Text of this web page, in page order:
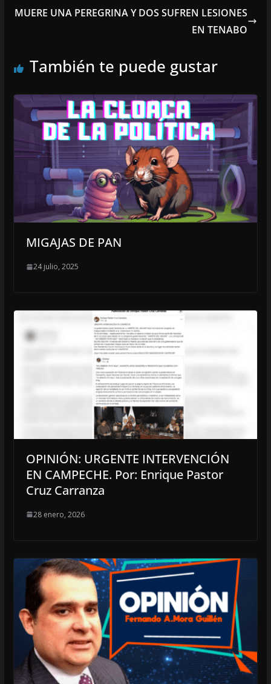
MUERE UNA PEREGRINA Y DOS SUFREN LESIONES
EN TENABO
También te puede gustar
MIGAJAS DE PAN
24 julio, 2025
OPINIÓN: URGENTE INTERVENCIÓN
EN CAMPECHE. Por: Enrique Pastor
Cruz Carranza
28 enero, 2026